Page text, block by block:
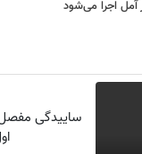
ساییدگی مفصل